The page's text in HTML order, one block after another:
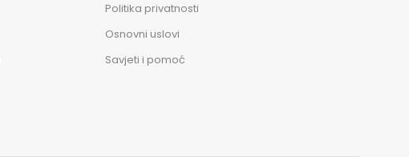
Politika privatnosti
Osnovni uslovi
Savjeti i pomoć